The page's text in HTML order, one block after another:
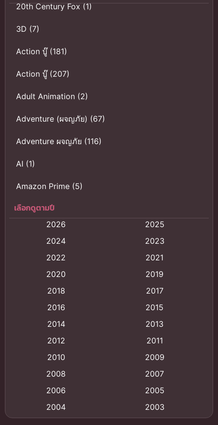
20th Century Fox(1)
3D (7)
Action บู๊(181)
Action บู๊(207)
Adult Animation (2)
Adventure (ผจญภัย) (67)
Adventure ผจญภัย (116)
AI (1)
Amazon Prime (5)
Anal (ประตูหลัง)
Animation การ์ตูน
Animation อนิเมะ
Animation แอนิเมชัน
(9)
Big tits (นมใหญ่)
Bitch (ผู้หญิงร่าน)
เลือกดูตามปี
2026
2025
2024
2023
2022
2021
2020
2019
2018
2017
2016
2015
2014
2013
2012
2011
2010
2009
2008
2007
2006
2005
2004
2003